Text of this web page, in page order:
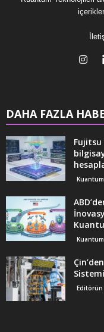
DAHA FAZLA
Fujitsu
Editörün